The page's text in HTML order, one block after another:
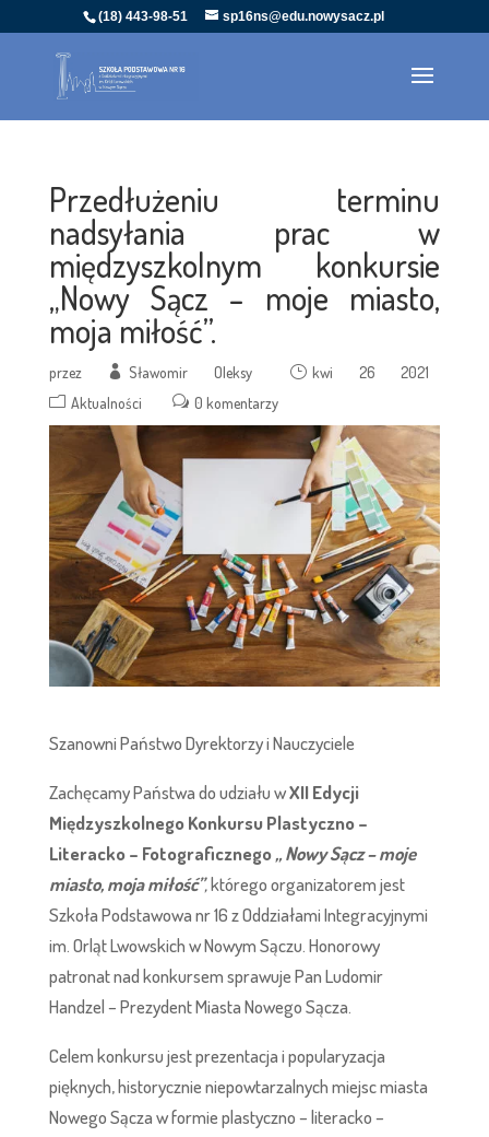
(18) 443-98-51 sp16ns@edu.nowysacz.pl
Przedłużeniu terminu
nadsyłania prac w
międzyszkolnym konkursie
„Nowy Sącz – moje miasto,
moja miłość”.
przez Sławomir Oleksy
kwi 26 2021
Aktualności
0 komentarzy
Szanowni Państwo Dyrektorzy i Nauczyciele
Zachęcamy Państwa do udziału wXII Edycji
Międzyszkolnego Konkursu Plastyczno –
Literacko – Fotograficznego„ Nowy Sącz – moje
miasto, moja miłość”,którego organizatorem jest
Szkoła Podstawowa nr 16 z Oddziałami Integracyjnymi
im. Orląt Lwowskich w Nowym Sączu. Honorowy
patronat nad konkursem sprawuje Pan Ludomir
Handzel – Prezydent Miasta Nowego Sącza.
Celem konkursu jest prezentacja i popularyzacja
pięknych, historycznie niepowtarzalnych miejsc miasta
Nowego Sącza w formie plastyczno – literacko –